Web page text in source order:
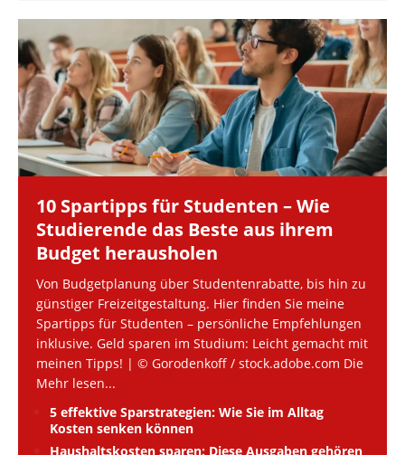
10 Spartipps für Studenten – Wie
Studierende das Beste aus ihrem
Budget herausholen
Von Budgetplanung über Studentenrabatte, bis hin zu
günstiger Freizeitgestaltung. Hier finden Sie meine
Spartipps für Studenten – persönliche Empfehlungen
inklusive. Geld sparen im Studium: Leicht gemacht mit
meinen Tipps! | © Gorodenkoff / stock.adobe.com Die
Mehr lesen...
5 effektive Sparstrategien: Wie Sie im Alltag
Kosten senken können
Haushaltskosten sparen: Diese Ausgaben gehören